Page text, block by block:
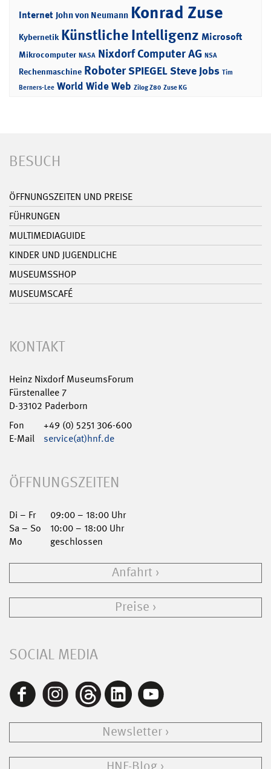
Internet John von Neumann Konrad Zuse
Kybernetik Künstliche Intelligenz Microsoft
Mikrocomputer NASA Nixdorf Computer AG NSA
Rechenmaschine RoboterSPIEGELSteve Jobs Tim
Berners-Lee World Wide Web Zilog Z80 Zuse KG
BESUCH
ÖFFNUNGSZEITEN UND PREISE
FÜHRUNGEN
MULTIMEDIAGUIDE
KINDER UND JUGENDLICHE
MUSEUMSSHOP
MUSEUMSCAFÉ
KONTAKT
Heinz Nixdorf MuseumsForum
Fürstenallee 7
D-33102 Paderborn
Fon
+49 (0) 5251 306-600
E-Mail
service(at)hnf.de
ÖFFNUNGSZEITEN
Di – Fr
09:00 – 18:00 Uhr
Sa – So
10:00 – 18:00 Uhr
Mo
geschlossen
Anfahrt
Preise
SOCIAL MEDIA
Newsletter